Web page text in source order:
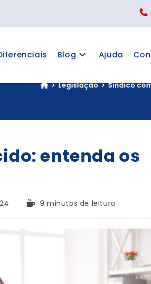
Blog Ajuda
> Legislação > Síndico
entenda os
9 minutos de leitura